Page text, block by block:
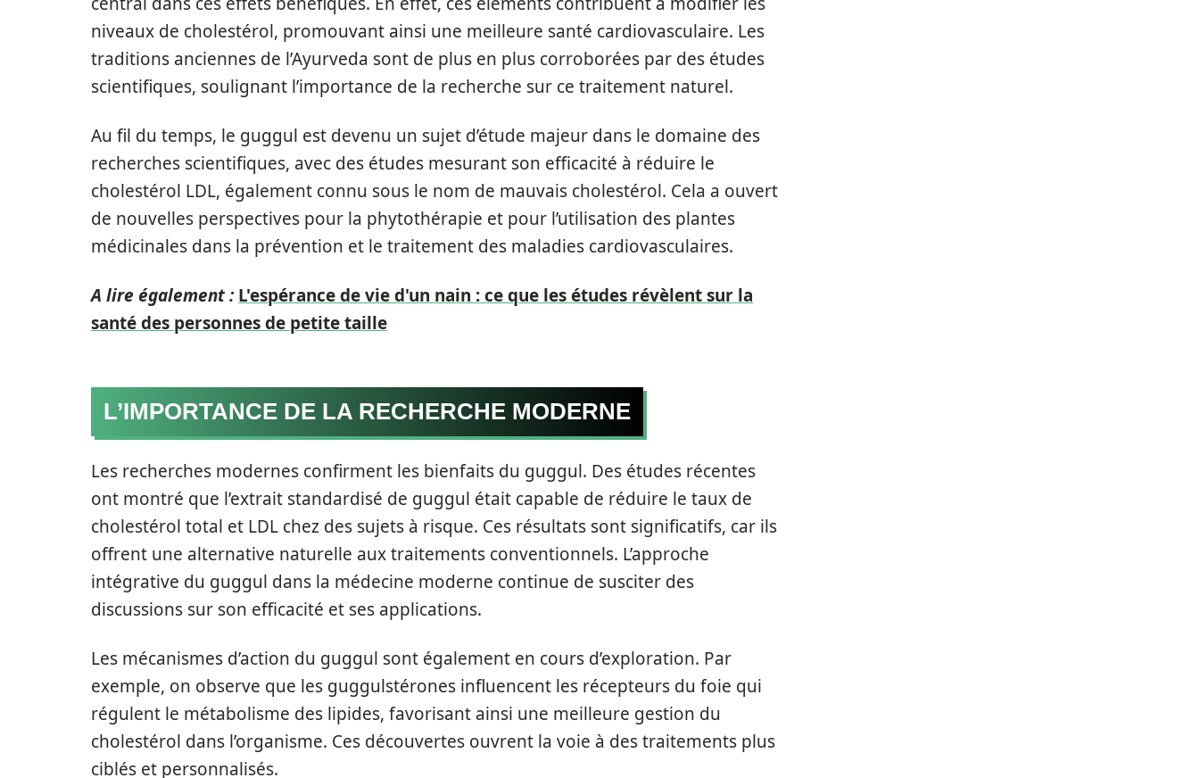
niveaux de cholestérol, promouvant ainsi une meilleure santé cardiovasculaire. Les
traditions anciennes de l’Ayurveda sont de plus en plus corroborées par des études
scientifiques, soulignant l’importance de la recherche sur ce traitement naturel.
Au fil du temps, le guggul est devenu un sujet d’étude majeur dans le domaine des
recherches scientifiques, avec des études mesurant son efficacité à réduire le
cholestérol LDL, également connu sous le nom de mauvais cholestérol. Cela a ouvert
de nouvelles perspectives pour la phytothérapie et pour l’utilisation des plantes
médicinales dans la prévention et le traitement des maladies cardiovasculaires.
A lire également : L'espérance de vie d'un nain : ce que les études révèlent sur la
santé des personnes de petite taille
L’IMPORTANCE DE LA RECHERCHE MODERNE
Les recherches modernes confirment les bienfaits du guggul. Des études récentes
ont montré que l’extrait standardisé de guggul était capable de réduire le taux de
cholestérol total et LDL chez des sujets à risque. Ces résultats sont significatifs, car ils
offrent une alternative naturelle aux traitements conventionnels. L’approche
intégrative du guggul dans la médecine moderne continue de susciter des
discussions sur son efficacité et ses applications.
Les mécanismes d’action du guggul sont également en cours d’exploration. Par
exemple, on observe que les guggulstérones influencent les récepteurs du foie qui
régulent le métabolisme des lipides, favorisant ainsi une meilleure gestion du
cholestérol dans l’organisme. Ces découvertes ouvrent la voie à des traitements plus
ciblés et personnalisés.